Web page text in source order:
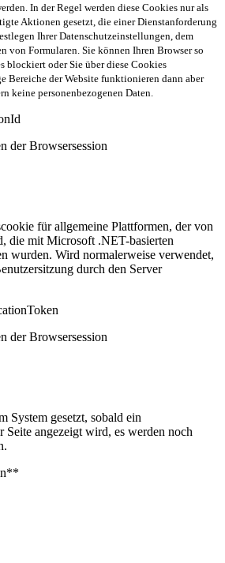
In der Regel werden diese Cookies nur als
Aktionen gesetzt, die einer Dienstanforderung
Ihrer Datenschutzeinstellungen, dem
von Formularen. Sie können Ihren Browser so
blockiert oder Sie über diese Cookies
Bereiche der Website funktionieren dann aber
keine personenbezogenen Daten.
der Browsersession
für allgemeine Plattformen, der von
die mit Microsoft .NET-basierten
wurden. Wird normalerweise verwendet,
durch den Server
der Browsersession
System gesetzt, sobald ein
Seite angezeigt wird, es werden noch